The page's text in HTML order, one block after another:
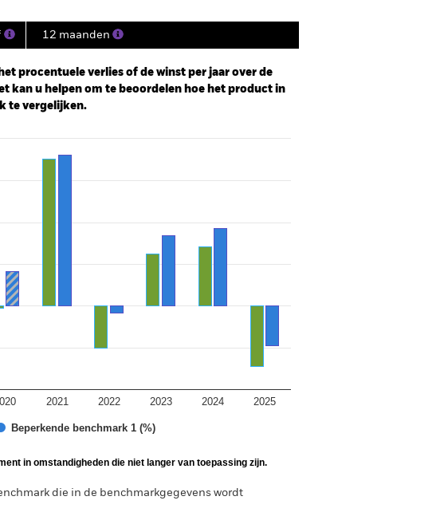
12 maanden
procentuele verlies of de winst per jaar over de
kan u helpen om te beoordelen hoe het product in
te vergelijken.
Beperkende benchmark 1 (%)
2021 2022 2023 2024 2025
in omstandigheden die niet langer van toepassing zijn.
die in de benchmarkgegevens wordt